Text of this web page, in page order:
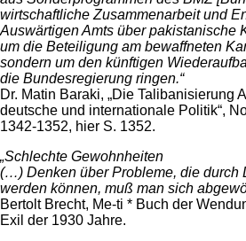
wirtschaftliche Zusammenarbeit und
Auswärtigen Amts über pakistanische
um die Beteiligung am bewaffneten
sondern um den künftigen
die Bundesregierung ringen.“
Dr. Matin Baraki, „Die Talibanisierung
deutsche und internationale Politik“,
1342-1352, hier S. 1352.
„Schlechte Gewohnheiten
(…) Denken über Probleme, die durch
werden können, muß man sich
Bertolt Brecht, Me-ti * Buch der
Exil der 1930 Jahre.